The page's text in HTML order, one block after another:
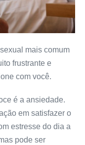
mais comum
frustrante e
com você.
é a ansiedade.
em satisfazer o
estresse do dia a
pode ser